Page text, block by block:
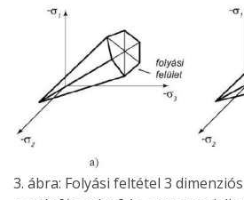
3. ábra: Folyási feltétel 3